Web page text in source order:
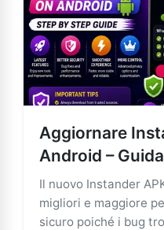
Aggiornare
Android –
Il nuovo Instander
migliori e maggiore
sicuro poiché i bug